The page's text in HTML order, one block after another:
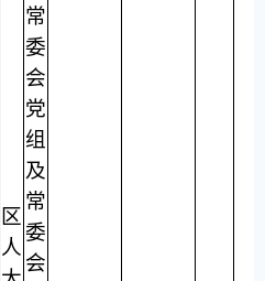
区
人
常
委
会
党
组
及
常
委
会